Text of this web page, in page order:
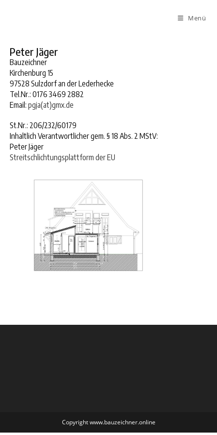
Menü
Peter Jäger
Bauzeichner
Kirchenburg 15
97528 Sulzdorf an der Lederhecke
Tel.Nr.: 0176 3469 2882
Email: pgja(at)gmx.de
St.Nr.: 206/232/60179
Inhaltlich Verantwortlicher gem. § 18 Abs. 2 MStV:
Peter Jäger
Streitschlichtungsplattform der EU
Copyright www.bauzeichner.online